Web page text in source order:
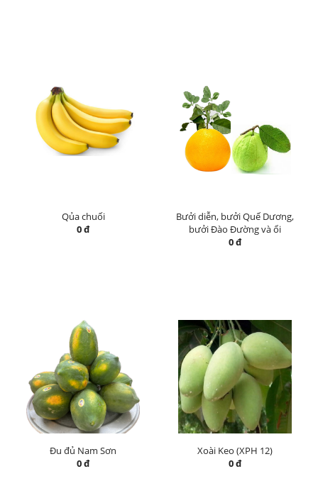
Qủa chuối
0 đ
Bưởi diễn, bưởi Quế Dương,
bưởi Đào Đường và ổi
0 đ
Đu đủ Nam Sơn
0 đ
Xoài Keo (XPH 12)
0 đ